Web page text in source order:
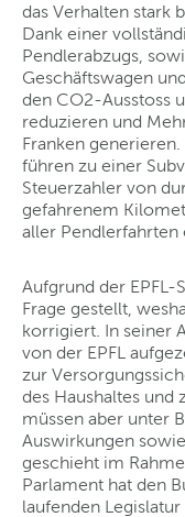
das Verhalten stark
Dank einer
Pendlerabzugs,
Geschäftswagen
den CO2-Ausstoss
reduzieren und
Franken
führen zu einer
Steuerzahler von
gefahrenem
aller Pendlerfahrten
Aufgrund der EPFL-
Frage gestellt,
korrigiert. In seiner
von der EPFL
zur
des Haushaltes und
müssen aber unter
Auswirkungen
geschieht im
Parlament hat den
laufenden